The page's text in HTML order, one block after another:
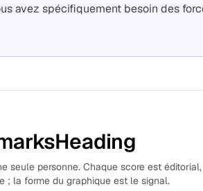
avez spécifiquement besoin des
seule personne. Chaque score est éditorial,
; la forme du graphique est le signal.